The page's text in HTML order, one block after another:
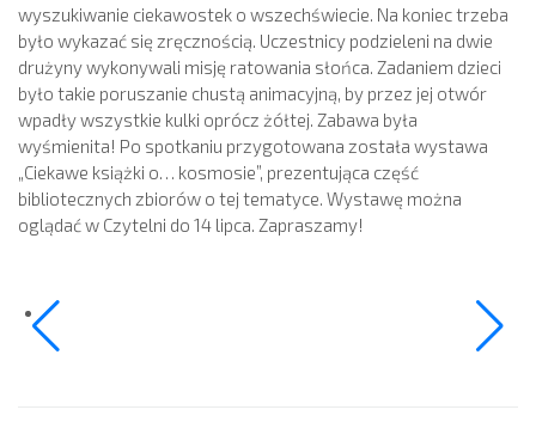
wyszukiwanie ciekawostek o wszechświecie. Na koniec trzeba
było wykazać się zręcznością. Uczestnicy podzieleni na dwie
drużyny wykonywali misję ratowania słońca. Zadaniem dzieci
było takie poruszanie chustą animacyjną, by przez jej otwór
wpadły wszystkie kulki oprócz żółtej. Zabawa była
wyśmienita! Po spotkaniu przygotowana została wystawa
„Ciekawe książki o… kosmosie”, prezentująca część
bibliotecznych zbiorów o tej tematyce. Wystawę można
oglądać w Czytelni do 14 lipca. Zapraszamy!